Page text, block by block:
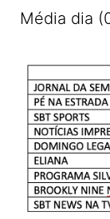
Média dia